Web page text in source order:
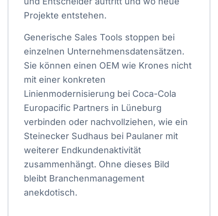
Projekte entstehen.
Generische Sales Tools stoppen bei
einzelnen Unternehmensdatensätzen.
Sie können einen OEM wie Krones nicht
mit einer konkreten
Linienmodernisierung bei Coca-Cola
Europacific Partners in Lüneburg
verbinden oder nachvollziehen, wie ein
Steinecker Sudhaus bei Paulaner mit
weiterer Endkundenaktivität
zusammenhängt. Ohne dieses Bild
bleibt Branchenmanagement
anekdotisch.